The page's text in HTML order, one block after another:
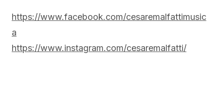
https://www.facebook.com/cesaremalfattimusic
a
https://www.instagram.com/cesaremalfatti/